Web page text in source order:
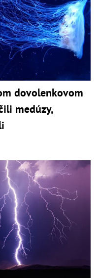
dovolenkovom
medúzy,